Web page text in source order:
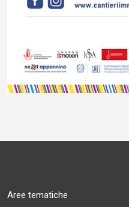
Aree tematiche